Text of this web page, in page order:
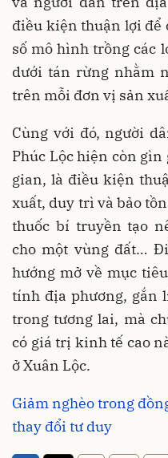
điều kiện thuận lợi để
số mô hình trồng các
dưới tán rừng nhằm
trên mỗi đơn vị sản
Cùng với đó, người
Phúc Lộc hiện còn gìn
gian, là điều kiện
xuất, duy trì và bảo
thuốc bí truyền tạo
cho một vùng đất…
hướng mở về mục
tính địa phương, gắn
trong tương lai, mà
có giá trị kinh tế cao
ở Xuân Lộc.
Giảm nghèo trong
thay đổi tư duy